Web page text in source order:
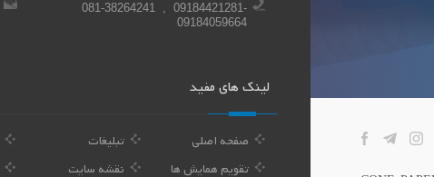
081-38264241 , 09184421281-
09184059664
لینک های مفید
صفحه اصلی تبلیغات
تقویم همایش ها نقشه سایت